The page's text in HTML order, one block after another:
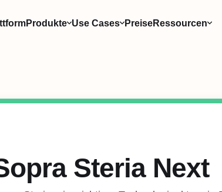
Produkte Use Cases PreiseRessourcen
Steria Next